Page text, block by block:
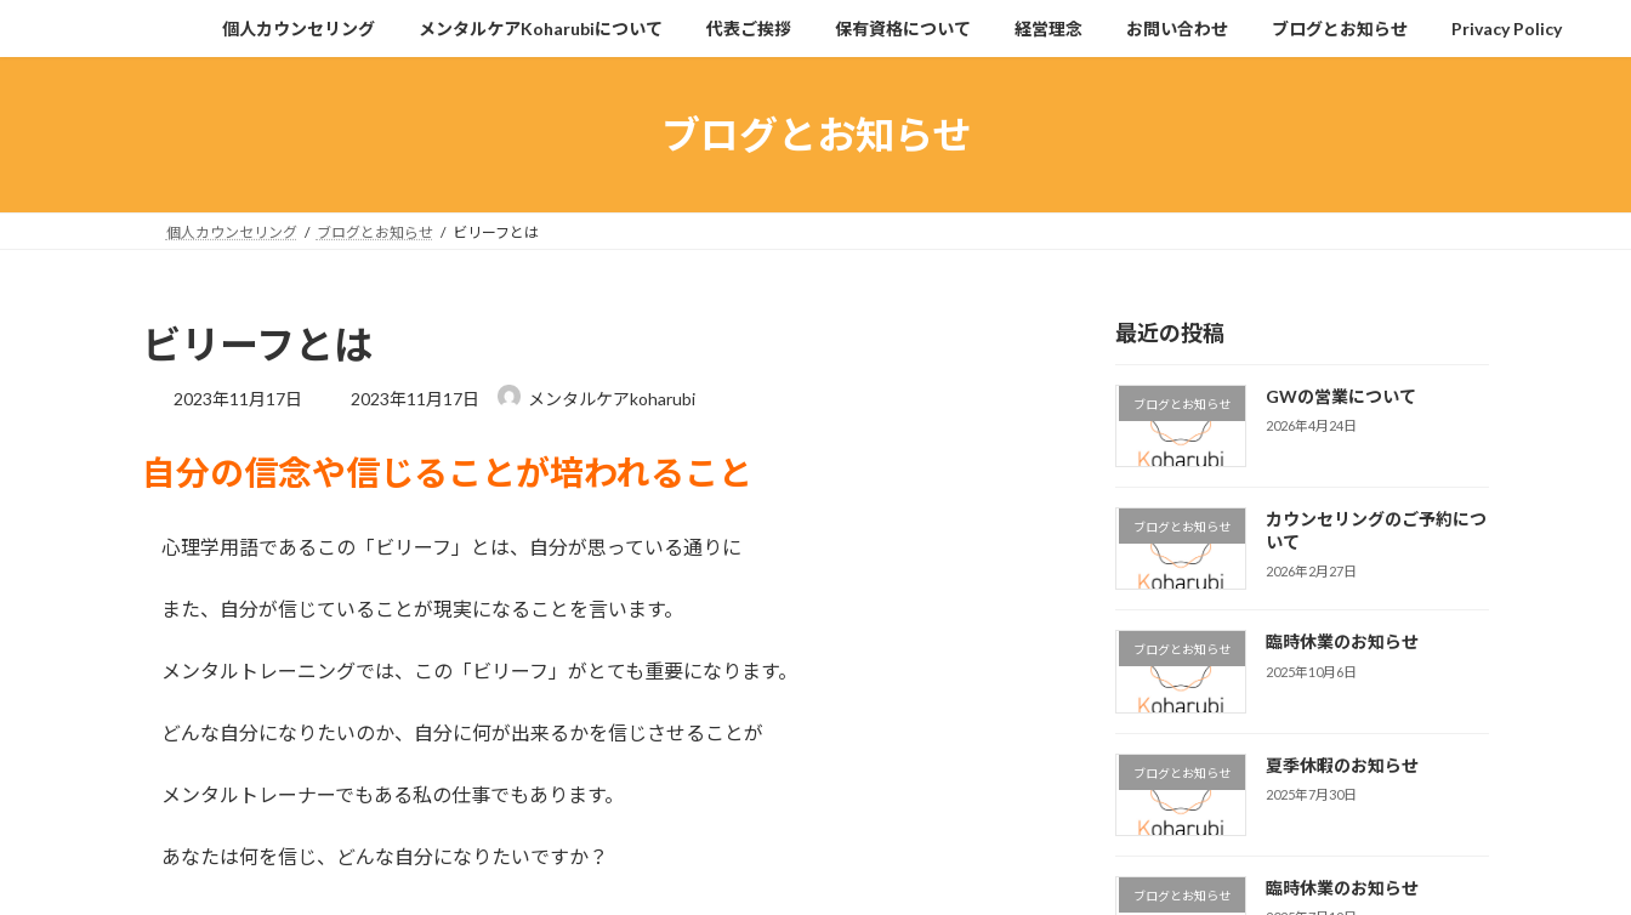
キ
に
個人カウンセリング メンタルケアKoharubiについて 代表ご挨拶 保有資格について 経営理念 お問い合わせ ブログとお知らせ Privacy Policy
ブログとお知らせ
個人カウンセリング ブログとお知らせ ビリーフとは
ビリーフとは
2023年11月17日
最
新
日
2023年11月17日 メンタルケアkoharubi
自分の信念や信じることが培われること
心理学用語であるこの「ビリーフ」とは、自分が思っている通りに
また、自分が信じていることが現実になることを言います。
メンタルトレーニングでは、この「ビリーフ」がとても重要になります。
どんな自分になりたいのか、自分に何が出来るかを信じさせることが
メンタルトレーナーでもある私の仕事でもあります。
あなたは何を信じ、どんな自分になりたいですか？
最近の投稿
ブログとお知らせ GWの営業について
2026年4月24日
ブログとお知らせ
カウンセリングのご予約につ
いて
2026年2月27日
ブログとお知らせ 臨時休業のお知らせ
2025年10月6日
ブログとお知らせ 夏季休暇のお知らせ
2025年7月30日
ブログとお知らせ 臨時休業のお知らせ